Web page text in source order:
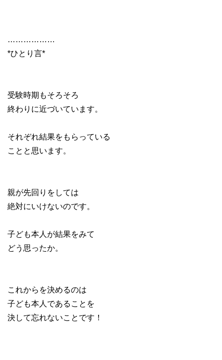
………………
*ひとり言*
受験時期もそろそろ
終わりに近づいています。
それぞれ結果をもらっている
ことと思います。
親が先回りをしては
絶対にいけないのです。
子ども本人が結果をみて
どう思ったか。
これからを決めるのは
子ども本人であることを
決して忘れないことです！